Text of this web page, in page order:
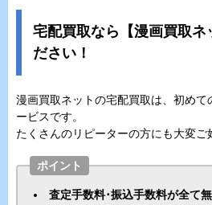
宅配買取なら【漫画買取ネ
ださい！
漫画買取ネットの宅配買取は、初め
ービスです。
たくさんのリピーターの方にも大変ご
ポイント
査定手数料･振込手数料が全て